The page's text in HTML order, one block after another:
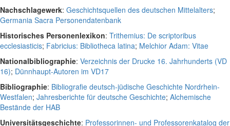
Nachschlagewerk: Geschichtsquellen des deutschen Mittelalters;
Germania Sacra Personendatenbank
Historisches Personenlexikon: Trithemius: De scriptoribus
ecclesiasticis; Fabricius: Bibliotheca latina; Melchior Adam: Vitae
Nationalbibliographie: Verzeichnis der Drucke 16. Jahrhunderts (VD
16); Dünnhaupt-Autoren im VD17
Bibliographie: Bibliografie deutsch-jüdische Geschichte Nordrhein-
Westfalen; Jahresberichte für deutsche Geschichte; Alchemische
Bestände der HAB
Universitätsgeschichte: Professorinnen- und Professorenkatalog der